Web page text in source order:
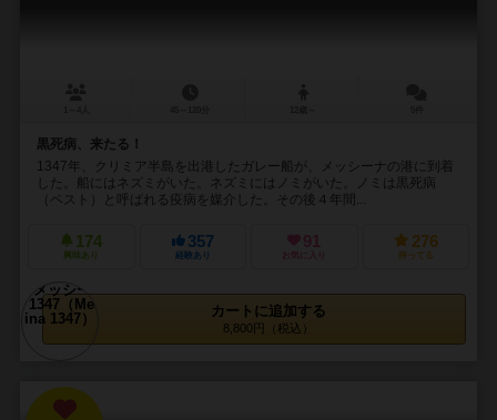
黒死病、来たる！
1347年、クリミア半島を出港したガレー船が、メッシーナの港に到着
した。船にはネズミがいた。ネズミにはノミがいた。ノミは黒死病
（ペスト）と呼ばれる疫病を媒介した。その後４年間...
174
興味あり
357
経験あり
91
お気に入り
276
持ってる
カートに追加する
8,800円（税込）